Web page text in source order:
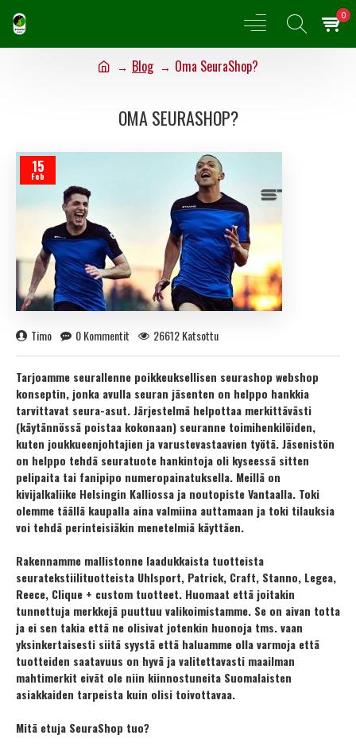
0
Blog Oma SeuraShop?
OMA SEURASHOP?
15
Feb
Timo 0 Kommentit 26612 Katsottu
Tarjoamme seurallenne poikkeuksellisen seurashop webshop
konseptin, jonka avulla seuran jäsenten on helppo hankkia
tarvittavat seura-asut. Järjestelmä helpottaa merkittävästi
(käytännössä poistaa kokonaan) seuranne toimihenkilöiden,
kuten joukkueenjohtajien ja varustevastaavien työtä. Jäsenistön
on helppo tehdä seuratuote hankintoja oli kyseessä sitten
pelipaita tai fanipipo numeropainatuksella. Meillä on
kivijalkaliike Helsingin Kalliossa ja noutopiste Vantaalla. Toki
olemme täällä kaupalla aina valmiina auttamaan ja toki tilauksia
voi tehdä perinteisiäkin menetelmiä käyttäen.
Rakennamme mallistonne laadukkaista tuotteista
seuratekstiilituotteista Uhlsport, Patrick, Craft, Stanno, Legea,
Reece, Clique + custom tuotteet. Huomaat että joitakin
tunnettuja merkkejä puuttuu valikoimistamme. Se on aivan totta
ja ei sen takia että ne olisivat jotenkin huonoja tms. vaan
yksinkertaisesti siitä syystä että haluamme olla varmoja että
tuotteiden saatavuus on hyvä ja valitettavasti maailman
mahtimerkit eivät ole niin kiinnostuneita Suomalaisten
asiakkaiden tarpeista kuin olisi toivottavaa.
Mitä etuja SeuraShop tuo?